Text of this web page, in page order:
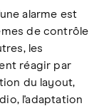
alarme est
de contrôle
les
réagir par
du layout,
l'adaptation